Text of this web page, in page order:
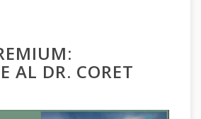
AL DR. CORET